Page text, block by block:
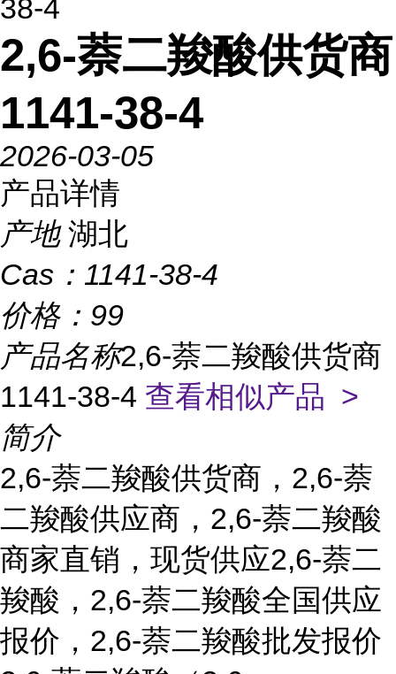
38-4
2,6-萘二羧酸供货商
1141-38-4
2026-03-05
产品详情
产地 湖北
Cas： 1141-38-4
价格： 99
产品名称2,6-萘二羧酸供货商
1141-38-4 查看相似产品 >
简介
2,6-萘二羧酸供货商，2,6-萘
二羧酸供应商，2,6-萘二羧酸
商家直销，现货供应2,6-萘二
羧酸，2,6-萘二羧酸全国供应
报价，2,6-萘二羧酸批发报价